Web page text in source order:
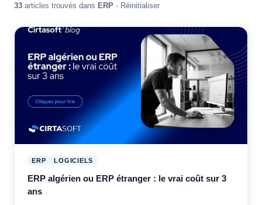
33 articles trouvés dans ERP - Réinitialiser
ERP LOGICIELS
ERP algérien ou ERP étranger : le vrai coût sur 3
ans